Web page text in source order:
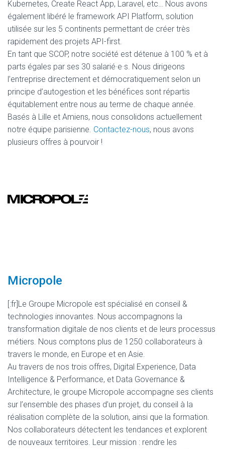
Kubernetes, Create React App, Laravel, etc… Nous avons
également libéré le framework API Platform, solution
utilisée sur les 5 continents permettant de créer très
rapidement des projets API-first.
En tant que SCOP, notre société est détenue à 100 % et à
parts égales par ses 30 salarié·e·s. Nous dirigeons
l’entreprise directement et démocratiquement selon un
principe d’autogestion et les bénéfices sont répartis
équitablement entre nous au terme de chaque année.
Basés à Lille et Amiens, nous consolidons actuellement
notre équipe parisienne. Contactez-nous, nous avons
plusieurs offres à pourvoir !
Micropole
[:fr]Le Groupe Micropole est spécialisé en conseil &
technologies innovantes. Nous accompagnons la
transformation digitale de nos clients et de leurs processus
métiers. Nous comptons plus de 1250 collaborateurs à
travers le monde, en Europe et en Asie.
Au travers de nos trois offres, Digital Experience, Data
Intelligence & Performance, et Data Governance &
Architecture, le groupe Micropole accompagne ses clients
sur l’ensemble des phases d’un projet, du conseil à la
réalisation complète de la solution, ainsi que la formation.
Nos collaborateurs détectent les tendances et explorent
de nouveaux territoires. Leur mission : rendre les